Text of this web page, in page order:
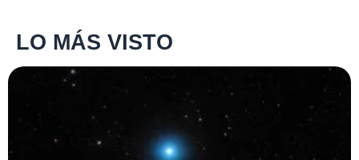
LO MÁS VISTO